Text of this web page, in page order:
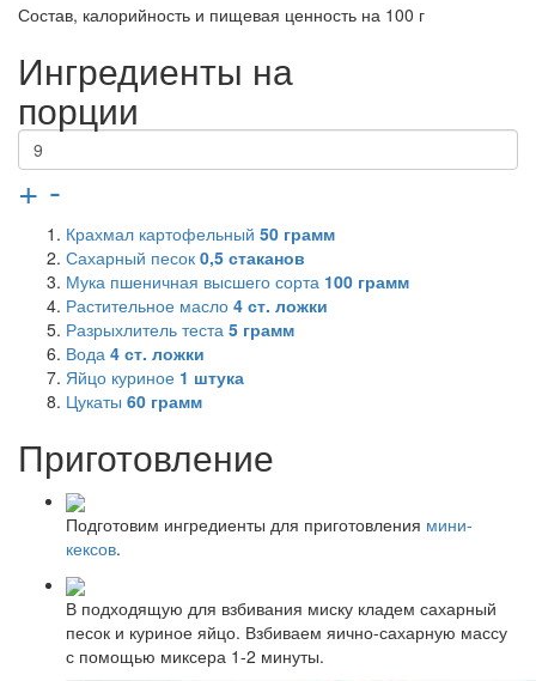
Состав, калорийность и пищевая ценность на 100 г
Ингредиенты на
порции
+ -
Крахмал картофельный 50 грамм
Сахарный песок 0,5 стаканов
Мука пшеничная высшего сорта 100 грамм
Растительное масло 4 ст. ложки
Разрыхлитель теста 5 грамм
Вода 4 ст. ложки
Яйцо куриное 1 штука
Цукаты 60 грамм
Приготовление
Подготовим ингредиенты для приготовления мини-
кексов.
В подходящую для взбивания миску кладем сахарный
песок и куриное яйцо. Взбиваем яично-сахарную массу
с помощью миксера 1-2 минуты.